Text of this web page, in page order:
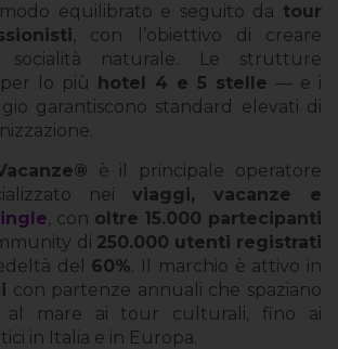
equilibrato e seguito da tour
, con l’obiettivo di creare
socialità naturale. Le strutture
lo più hotel 4 e 5 stelle — e i
garantiscono standard elevati di
è il principale operatore
nei viaggi, vacanze e
, con oltre 15.000 partecipanti
di 250.000 utenti registrati
del 60%. Il marchio è attivo in
con partenze annuali che spaziano
al mare ai tour culturali, fino ai
in Italia e in Europa.